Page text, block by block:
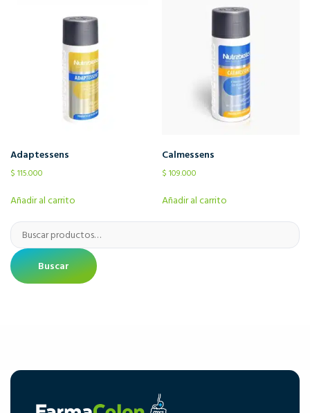
Buscar
Adaptessens
$ 115.000
Añadir al carrito
Calmessens
$ 109.000
Añadir al carrito